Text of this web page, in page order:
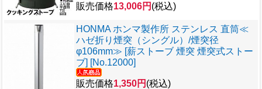
販売価格13,006円 (税込)
HONMA ホンマ製作所 ステンレス 直筒≪
ハゼ折り煙突（シングル）/煙突径
φ106mm≫ [薪ストーブ 煙突 煙突式ストー
ブ] [No.12000]
販売価格1,350円 (税込)